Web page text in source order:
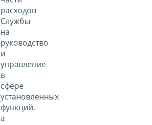
расходов
Службы
на
руководство
и
управление
в
сфере
установленных
функций,
а